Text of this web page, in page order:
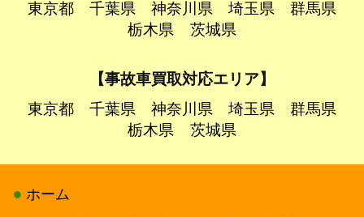
東京都
千葉県 神奈川県 埼玉県
群馬県
栃木県
茨城県
【事故車買取対応エリア】
東京都
千葉県 神奈川県 埼玉県
群馬県
栃木県
茨城県
ホーム